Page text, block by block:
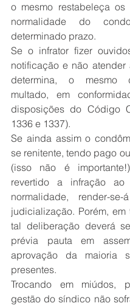
o mesmo restabeleça
normalidade do
determinado prazo.
Se o infrator fizer
notificação e não
determina, o mesmo
multado, em
disposições do Código
1336 e 1337).
Se ainda assim o
se renitente, tendo pago
(isso não é
revertido a infração
normalidade, render-
judicialização. Porém, em
tal deliberação deverá
prévia pauta em
aprovação da maioria
presentes.
Trocando em miúdos,
gestão do síndico não